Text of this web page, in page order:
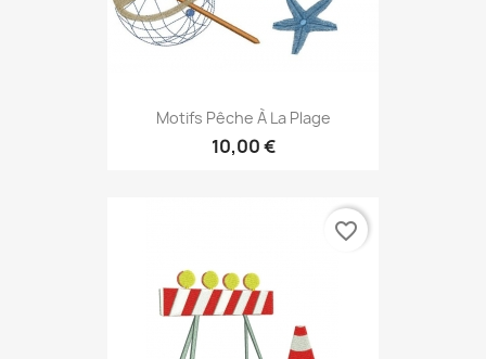
Motifs Pêche À La Plage
10,00 €
favorite_border